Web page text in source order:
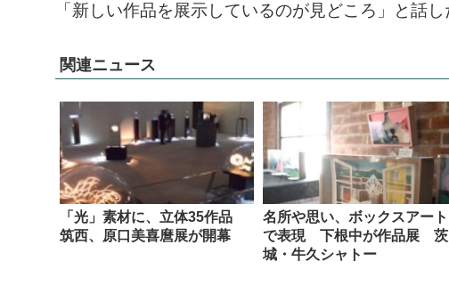
「新しい作品を展示しているのが見どころ」と話し
関連ニュース
「光」素材に、立体35作品
筑西、原口美喜麿展が開幕
名所や思い、ボックスアート
で表現 下根中が作品展 茨
城・牛久シャトー